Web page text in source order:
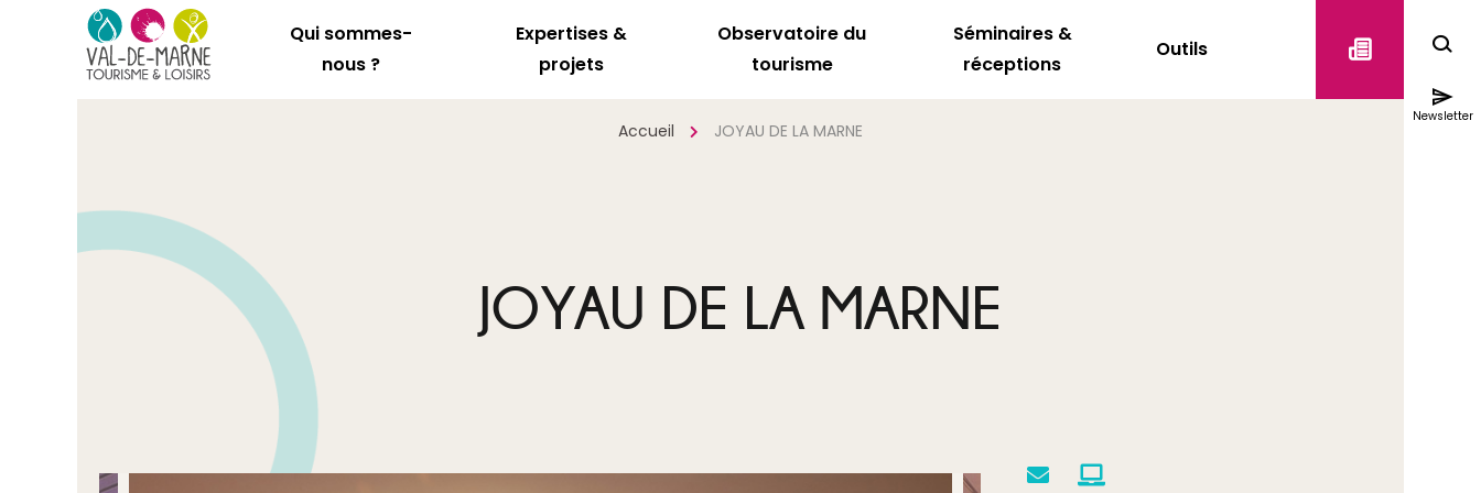
Qui sommes-
nous ?
Expertises &
projets
Observatoire du
tourisme
Séminaires &
réceptions
Outils
Accueil JOYAU DE LA MARNE
Newsletter
JOYAU DE LA MARNE